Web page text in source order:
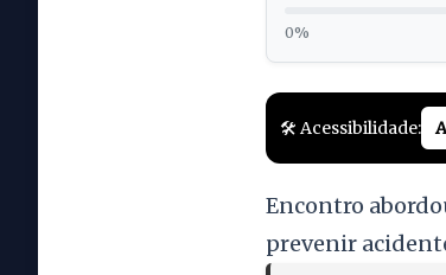
0%
🛠️ Acessibilidade:
Encontro
prevenir